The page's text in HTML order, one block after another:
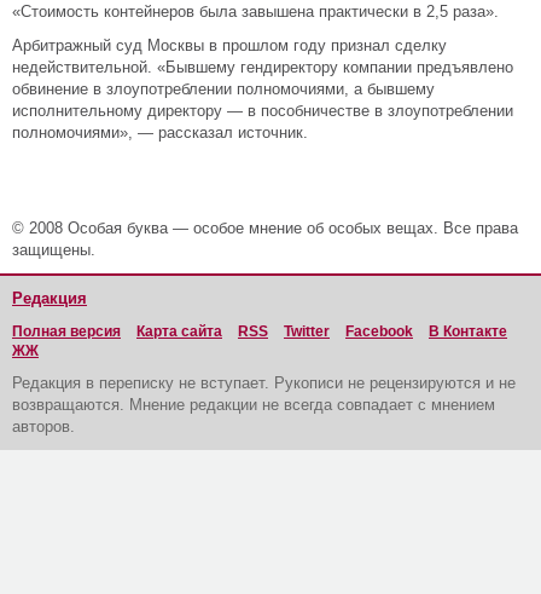
«Стоимость контейнеров была завышена практически в 2,5 раза».
Арбитражный суд Москвы в прошлом году признал сделку
недействительной. «Бывшему гендиректору компании предъявлено
обвинение в злоупотреблении полномочиями, а бывшему
исполнительному директору — в пособничестве в злоупотреблении
полномочиями», — рассказал источник.
© 2008 Особая буква — особое мнение об особых вещах. Все права
защищены.
Редакция
Полная версия Карта сайта RSS Twitter Facebook
В Контакте
ЖЖ
Редакция в переписку не вступает. Рукописи не рецензируются и не
возвращаются. Мнение редакции не всегда совпадает с мнением
авторов.